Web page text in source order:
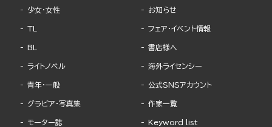
少女・女性
TL
BL
ライトノベル
青年・一般
グラビア・写真集
モーター誌
お知らせ
フェア・イベント情報
書店様へ
海外ライセンシー
公式SNSアカウント
作家一覧
Keyword list